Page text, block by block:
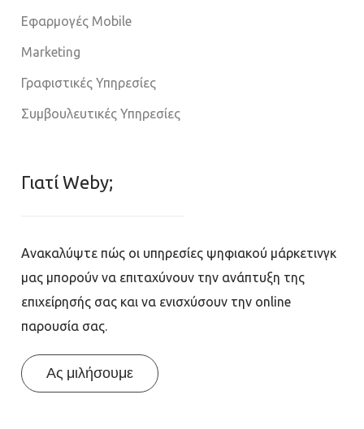
Εφαρμογές Mobile
Marketing
Γραφιστικές Υπηρεσίες
Συμβουλευτικές Υπηρεσίες
Γιατί Weby;
Ανακαλύψτε πώς οι υπηρεσίες ψηφιακού μάρκετινγκ
μας μπορούν να επιταχύνουν την ανάπτυξη της
επιχείρησής σας και να ενισχύσουν την online
παρουσία σας.
Ας μιλήσουμε